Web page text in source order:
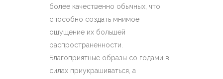
более качественно обычных, что
способно создать мнимое
ощущение их большей
распространенности.
Благоприятные образы со годами в
силах приукрашиваться, а